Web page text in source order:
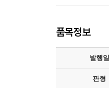
품목정보
발행일
판형